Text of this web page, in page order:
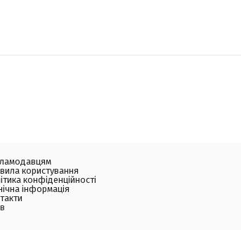
користування
конфіденційності
інформація